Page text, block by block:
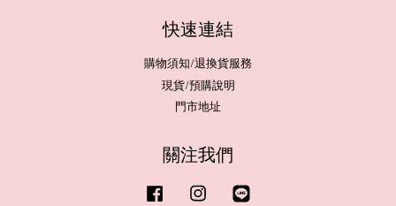
快速連結
購物須知/退換貨服務
現貨/預購說明
門市地址
關注我們
Facebook Instagram